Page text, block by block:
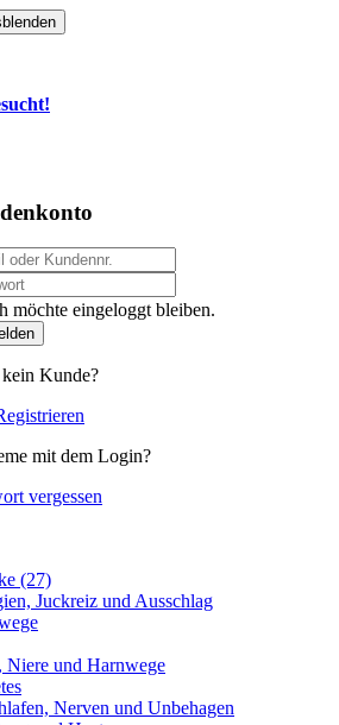
möchte eingeloggt bleiben.
Kunde?
mit dem Login?
vergessen
(27)
Juckreiz und Ausschlag
Niere und Harnwege
Nerven und Unbehagen